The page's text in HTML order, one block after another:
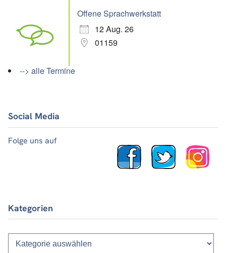
Offene Sprachwerkstatt
12 Aug. 26
01159
--> alle Termine
Social Media
Folge uns auf
Kategorien
Kategorien